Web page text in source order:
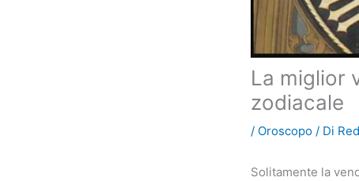
La miglior
zodiacale
/ Oroscopo / Di
Solitamente la